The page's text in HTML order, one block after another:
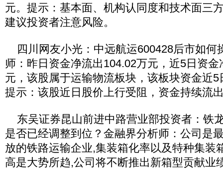
元。提示：基本面、机构认同度和技术面三
建议投资者注意风险。
四川网友小光：中远航运600428后市如何
师：昨日资金净流出104.02万元，近5日资
元，该股属于运输物流板块，该板块资金近
提示：该股近日股价上行受阻，资金持续流
东吴证券昆山前进中路营业部投资者：铁
是否已经调整到位？金融界分析师：公司是
放的铁路运输企业,集装箱化率以及特种集装
高是大势所趋,公司将不断推出新箱型贡献业